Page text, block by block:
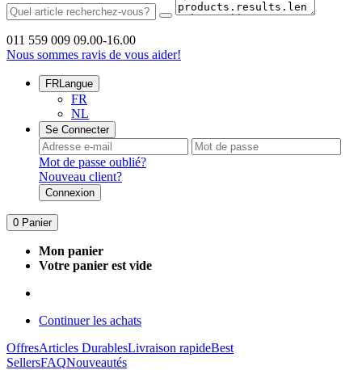
011 559 009 09.00-16.00
Nous sommes ravis de vous aider!
FRLangue
FR
NL
Se Connecter
Mot de passe oublié?
Nouveau client?
Connexion
0 Panier
Mon panier
Votre panier est vide
Continuer les achats
OffresArticles DurablesLivraison rapideBest
SellersFAQNouveautés